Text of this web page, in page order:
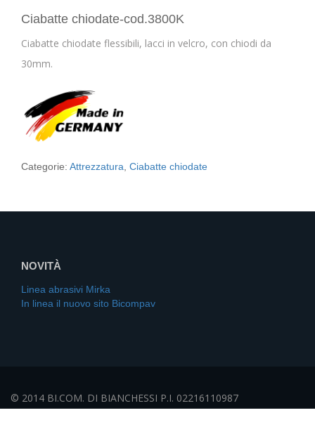
Ciabatte chiodate-cod.3800K
Ciabatte chiodate flessibili, lacci in velcro, con chiodi da
30mm.
Categorie: Attrezzatura Ciabatte chiodate
NOVITÀ
Linea abrasivi Mirka
In linea il nuovo sito Bicompav
© 2014 BI.COM. DI BIANCHESSI P.I. 02216110987